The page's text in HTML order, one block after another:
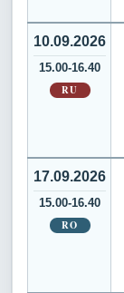
10.09.2026
15.00-16.40
RU
17.09.2026
15.00-16.40
RO